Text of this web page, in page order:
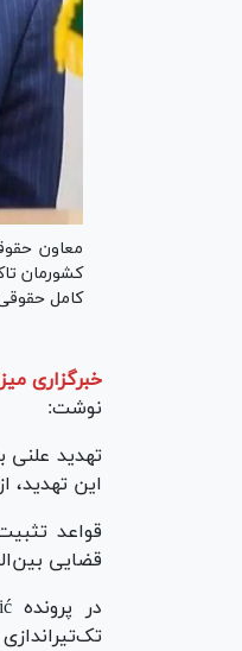
معاون
کشورمان
کامل
خبرگزاری
نوشت:
تهدید علنی
این تهدید،
قواعد
قضایی